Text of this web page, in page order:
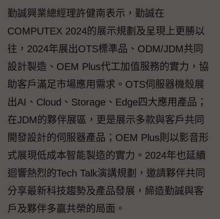
勤誠興業總經理許健南表示，勤誠在
COMPUTEX 2024的展示規劃及呈現上更勝以
往，2024年展出OTS標準品、ODM/JDM共同
設計製造、OEM Plus代工加值服務的實力，協
助客戶滿足市場應用需求。OTS伺服器機殼展
出AI、Cloud、Storage、Edge四大應用產品；
在JDM的夥伴展區，更是展示多款與客戶共同
開發設計的伺服器產品；OEM Plus則以影音形
式展現低成本智能製造的實力。2024年也延續
迴響熱烈的Tech Talk演講規劃，邀請夥伴共同
分享最新科技趨勢及產品發展，締造勤誠與客
戶及夥伴多贏共榮的局面。